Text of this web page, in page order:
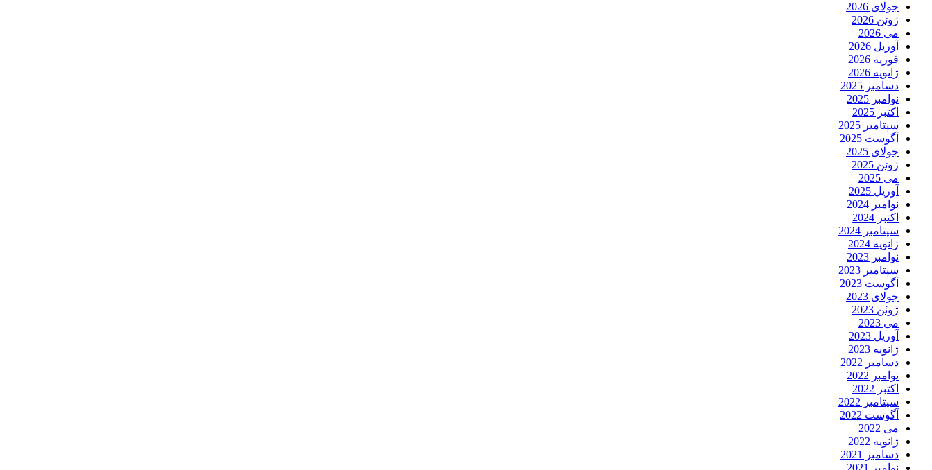
جولای 2026
ژوئن 2026
می 2026
آوریل 2026
فوریه 2026
ژانویه 2026
دسامبر 2025
نوامبر 2025
اکتبر 2025
سپتامبر 2025
آگوست 2025
جولای 2025
ژوئن 2025
می 2025
آوریل 2025
نوامبر 2024
اکتبر 2024
سپتامبر 2024
ژانویه 2024
نوامبر 2023
سپتامبر 2023
آگوست 2023
جولای 2023
ژوئن 2023
می 2023
آوریل 2023
ژانویه 2023
دسامبر 2022
نوامبر 2022
اکتبر 2022
سپتامبر 2022
آگوست 2022
می 2022
ژانویه 2022
دسامبر 2021
نوامبر 2021